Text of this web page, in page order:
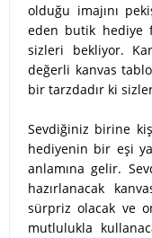
olduğu imajını
eden butik hediye
sizleri bekliyor.
değerli kanvas
bir tarzdadır ki
Sevdiğiniz birine
hediyenin bir eşi
anlamına gelir.
hazırlanacak
sürpriz olacak ve
mutlulukla